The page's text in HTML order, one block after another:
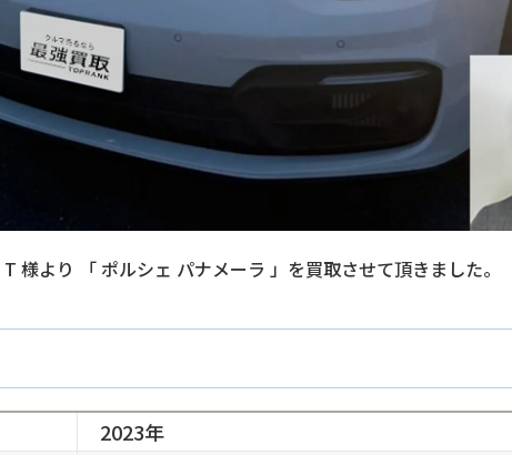
T 様より 「 ポルシェ パナメーラ 」を買取させて頂きました。
2023年